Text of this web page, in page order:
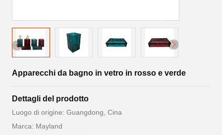
Apparecchi da bagno in vetro in rosso e verde
Dettagli del prodotto
Luogo di origine: Guangdong, Cina
Marca: Mayland